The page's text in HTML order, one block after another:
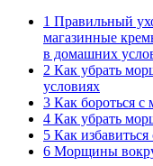
1 Правильный
магазинные
в домашних
2 Как убрать
условиях
3 Как бороться
4 Как убрать
5 Как
6 Морщины